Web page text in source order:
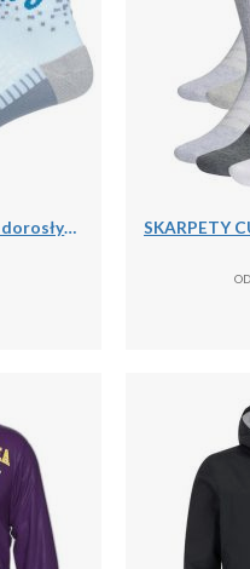
Skarpetki sportowe dla dorosłych Performance Run Quarter Sock